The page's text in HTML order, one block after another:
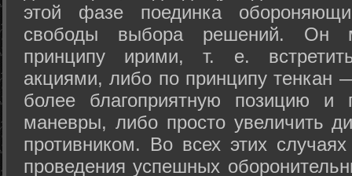
этой фазе поединка
свободы выбора решений. Он
принципу ирими, т. е.
акциями, либо по принципу тенкан
более благоприятную позицию и
маневры, либо просто увеличить
противником. Во всех этих
проведения успешных